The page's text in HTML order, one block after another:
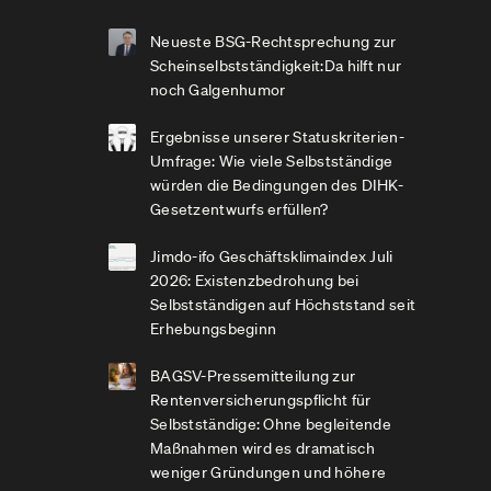
Neueste BSG-Rechtsprechung zur
Scheinselbstständigkeit:Da hilft nur
noch Galgenhumor
Ergebnisse unserer Statuskriterien-
Umfrage: Wie viele Selbstständige
würden die Bedingungen des DIHK-
Gesetzentwurfs erfüllen?
Jimdo-ifo Geschäftsklimaindex Juli
2026: Existenzbedrohung bei
Selbstständigen auf Höchststand seit
Erhebungsbeginn
BAGSV-Pressemitteilung zur
Rentenversicherungspflicht für
Selbstständige: Ohne begleitende
Maßnahmen wird es dramatisch
weniger Gründungen und höhere